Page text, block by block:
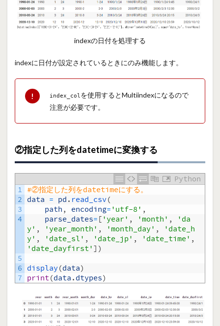
indexの日付を処理する
indexに日付が設定されているときにのみ機能します。
index_colを使用するとMultiindexになるので
注意が必要です。
②指定した列をdatetimeに変換する
Python
1
2
3
4
5
6
7
#②指定した列をdatetimeにする。
data = pd. read_csv(
path, encoding='utf-8' ,
parse_dates=['year' , 'month' ,
'da
y' , 'year_month' , 'month_day' ,
'date_h
y' , 'date_sl' , 'date_jp' , 'date_time' ,
'date_dayfirst'] )
display(data)
print(data.dtypes)